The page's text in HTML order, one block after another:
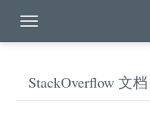
StackOverflow 文档